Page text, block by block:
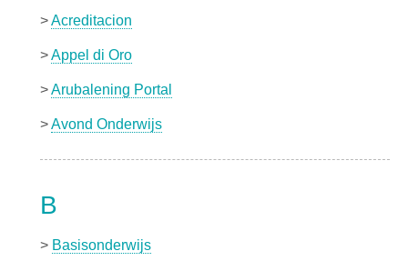
>Acreditacion
>Appel di Oro
>Arubalening Portal
>Avond Onderwijs
B
> Basisonderwijs